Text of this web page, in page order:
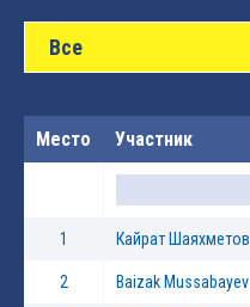
Все
Место Участник
1 Кайрат Шаяхметов
2 Baizak Mussabayev